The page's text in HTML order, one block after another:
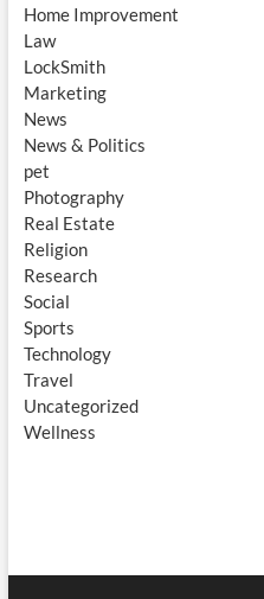
Home Improvement
Law
LockSmith
Marketing
News
News & Politics
pet
Photography
Real Estate
Religion
Research
Social
Sports
Technology
Travel
Uncategorized
Wellness